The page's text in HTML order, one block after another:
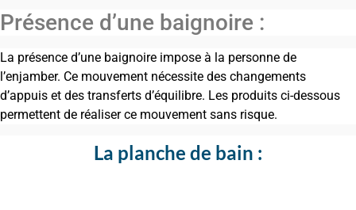
Présence d’une baignoire :
La présence d’une baignoire impose à la personne de
l’enjamber. Ce mouvement nécessite des changements
d’appuis et des transferts d’équilibre. Les produits ci-dessous
permettent de réaliser ce mouvement sans risque.
La planche de bain :